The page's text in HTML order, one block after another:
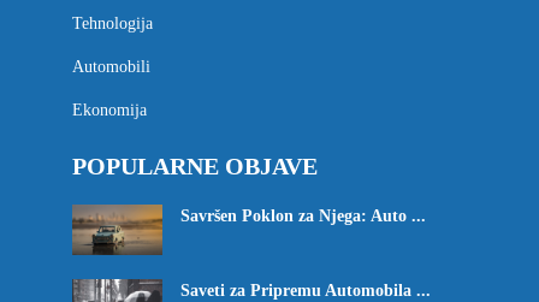
Tehnologija
Automobili
Ekonomija
POPULARNE OBJAVE
Savršen Poklon za Njega: Auto ...
Saveti za Pripremu Automobila ...